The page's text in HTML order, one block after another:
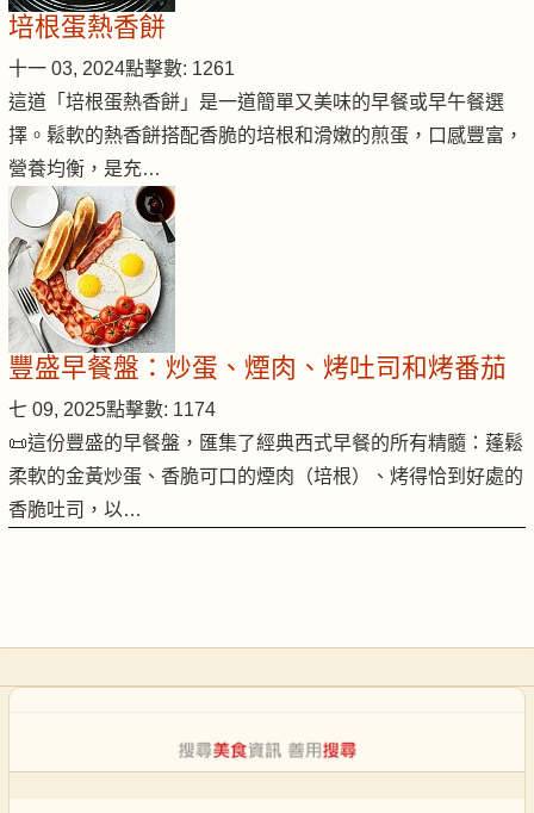
培根蛋熱香餅
十一 03, 2024點擊數: 1261
這道「培根蛋熱香餅」是一道簡單又美味的早餐或早午餐選
擇。鬆軟的熱香餅搭配香脆的培根和滑嫩的煎蛋，口感豐富，
營養均衡，是充…
豐盛早餐盤：炒蛋、煙肉、烤吐司和烤番茄
七 09, 2025點擊數: 1174
📜這份豐盛的早餐盤，匯集了經典西式早餐的所有精髓：蓬鬆
柔軟的金黃炒蛋、香脆可口的煙肉（培根）、烤得恰到好處的
香脆吐司，以…